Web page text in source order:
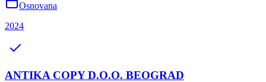
Osnovana
2024
ANTIKA COPY D.O.O. BEOGRAD